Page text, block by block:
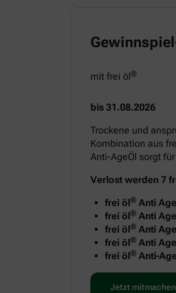
mit frei öl®
bis 31.08.2026
Trockene und
Kombination aus
Anti-AgeÖl sorgt
Verlost werden 7
frei öl® Anti
frei öl® Anti
frei öl® Anti
frei öl® Anti
frei öl® Anti-
Jetzt mitmachen